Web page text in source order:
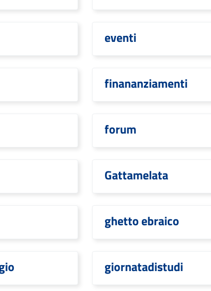
eventi
finananziamenti
forum
Gattamelata
ghetto ebraico
giornatadistudi